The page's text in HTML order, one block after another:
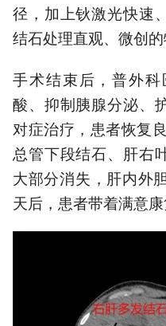
径，加上钬激光快速
结石处理直观、微创的
手术结束后，普外
酸、抑制胰腺分泌、
对症治疗 ，患者恢复
总管下段结石、肝右
大部分消失，肝内外
天后，患者带着满意康